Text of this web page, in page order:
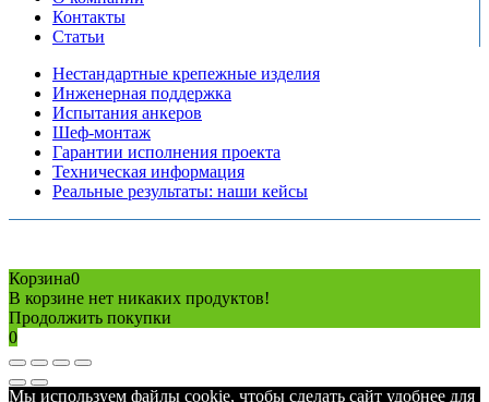
Контакты
Статьи
Нестандартные крепежные изделия
Инженерная поддержка
Испытания анкеров
Шеф-монтаж
Гарантии исполнения проекта
Техническая информация
Реальные результаты: наши кейсы
Корзина0
В корзине нет никаких продуктов!
Продолжить покупки
0
Мы используем файлы cookie, чтобы сделать сайт удобнее для